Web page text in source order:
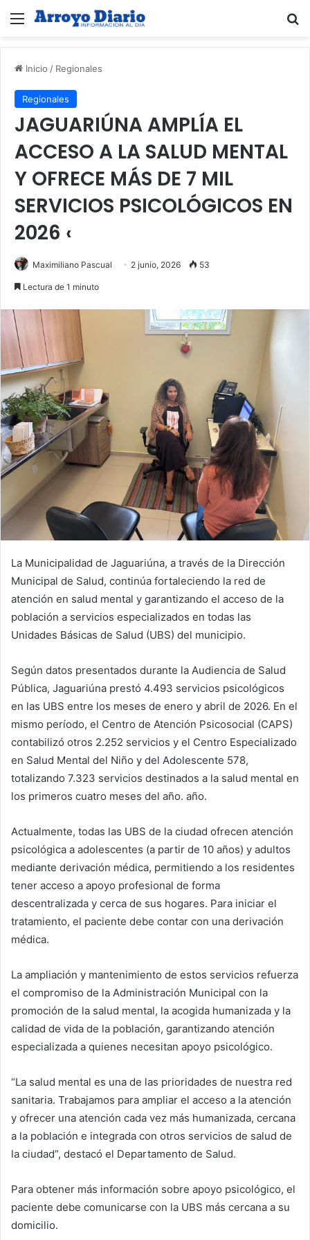
Menú
Inicio / Regionales
Regionales
JAGUARIÚNA AMPLÍA EL
ACCESO A LA SALUD MENTAL
Y OFRECE MÁS DE 7 MIL
SERVICIOS PSICOLÓGICOS EN
2026 ‹
Maximiliano Pascual 2 junio, 2026 53
Lectura de 1 minuto
La Municipalidad de Jaguariúna, a través de la Dirección
Municipal de Salud, continúa fortaleciendo la red de
atención en salud mental y garantizando el acceso de la
población a servicios especializados en todas las
Unidades Básicas de Salud (UBS) del municipio.
Según datos presentados durante la Audiencia de Salud
Pública, Jaguariúna prestó 4.493 servicios psicológicos
en las UBS entre los meses de enero y abril de 2026. En el
mismo período, el Centro de Atención Psicosocial (CAPS)
contabilizó otros 2.252 servicios y el Centro Especializado
en Salud Mental del Niño y del Adolescente 578,
totalizando 7.323 servicios destinados a la salud mental en
los primeros cuatro meses del año. año.
Actualmente, todas las UBS de la ciudad ofrecen atención
psicológica a adolescentes (a partir de 10 años) y adultos
mediante derivación médica, permitiendo a los residentes
tener acceso a apoyo profesional de forma
descentralizada y cerca de sus hogares. Para iniciar el
tratamiento, el paciente debe contar con una derivación
médica.
La ampliación y mantenimiento de estos servicios refuerza
el compromiso de la Administración Municipal con la
promoción de la salud mental, la acogida humanizada y la
calidad de vida de la población, garantizando atención
especializada a quienes necesitan apoyo psicológico.
“La salud mental es una de las prioridades de nuestra red
sanitaria. Trabajamos para ampliar el acceso a la atención
y ofrecer una atención cada vez más humanizada, cercana
a la población e integrada con otros servicios de salud de
la ciudad”, destacó el Departamento de Salud.
Para obtener más información sobre apoyo psicológico, el
paciente debe comunicarse con la UBS más cercana a su
domicilio.